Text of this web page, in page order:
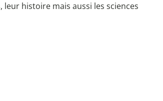
histoire mais aussi les sciences